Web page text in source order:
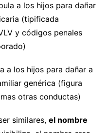
a los hijos para dañar
(tipificada
y códigos penales
a los hijos para dañar a
genérica (figura
otras conductas)
similares, el nombre